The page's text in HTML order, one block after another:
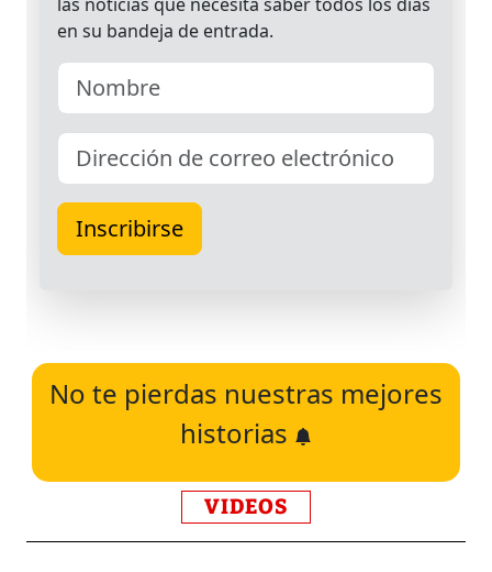
No te pierdas nuestras mejores
historias
VIDEOS